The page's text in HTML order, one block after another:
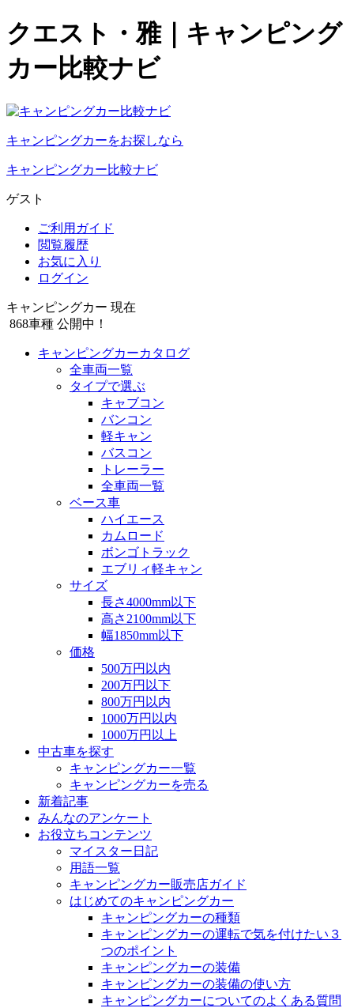
クエスト・雅｜キャンピング
カー比較ナビ
キャンピングカーをお探しなら
キャンピングカー比較ナビ
ゲスト
ご利用ガイド
閲覧履歴
お気に入り
ログイン
キャンピングカー 現在
868車種 公開中！
キャンピングカーカタログ
全車両一覧
タイプで選ぶ
キャブコン
バンコン
軽キャン
バスコン
トレーラー
全車両一覧
ベース車
ハイエース
カムロード
ボンゴトラック
エブリィ軽キャン
サイズ
長さ4000mm以下
高さ2100mm以下
幅1850mm以下
価格
500万円以内
200万円以下
800万円以内
1000万円以内
1000万円以上
中古車を探す
キャンピングカー一覧
キャンピングカーを売る
新着記事
みんなのアンケート
お役立ちコンテンツ
マイスター日記
用語一覧
キャンピングカー販売店ガイド
はじめてのキャンピングカー
キャンピングカーの種類
キャンピングカーの運転で気を付けたい３
つのポイント
キャンピングカーの装備
キャンピングカーの装備の使い方
キャンピングカーについてのよくある質問